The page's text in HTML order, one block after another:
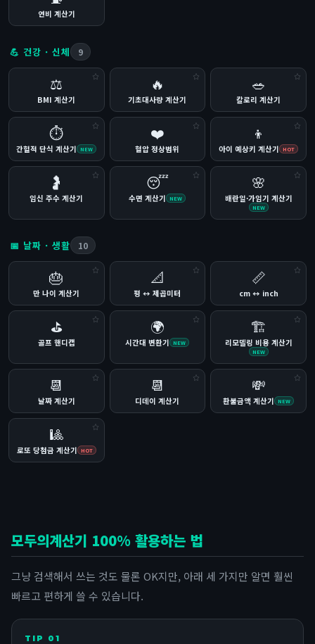
연비 계산기
💪 건강 · 신체 9
⚖️
BMI 계산기
🔥
기초대사량 계산기
🥗
칼로리 계산기
⏱
간헐적 단식 계산기 NEW
❤️
혈압 정상범위
👦
아이 예상키 계산기 HOT
🤰
임신 주수 계산기
😴
수면 계산기 NEW
🌸
배란일·가임기 계산기
NEW
📅 날짜 · 생활 10
🎂
만 나이 계산기
📐
평 ↔ 제곱미터
📏
cm ↔ inch
⛳
골프 핸디캡
🌍
시간대 변환기 NEW
🏗
리모델링 비용 계산기
NEW
📆
날짜 계산기
📆
디데이 계산기
💸
환불금액 계산기 NEW
🎱
로또 당첨금 계산기 HOT
모두의계산기 100% 활용하는 법
그냥 검색해서 쓰는 것도 물론 OK지만, 아래 세 가지만 알면 훨씬
빠르고 편하게 쓸 수 있습니다.
TIP 01